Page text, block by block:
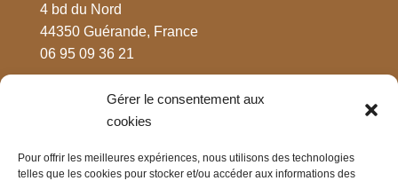
Gérer le consentement aux
cookies
Pour offrir les meilleures expériences, nous utilisons des technologies
telles que les cookies pour stocker et/ou accéder aux informations des
4 bd du Nord
44350 Guérande, France
06 95 09 36 21
MENTIONS LÉGALES
Mentions légales